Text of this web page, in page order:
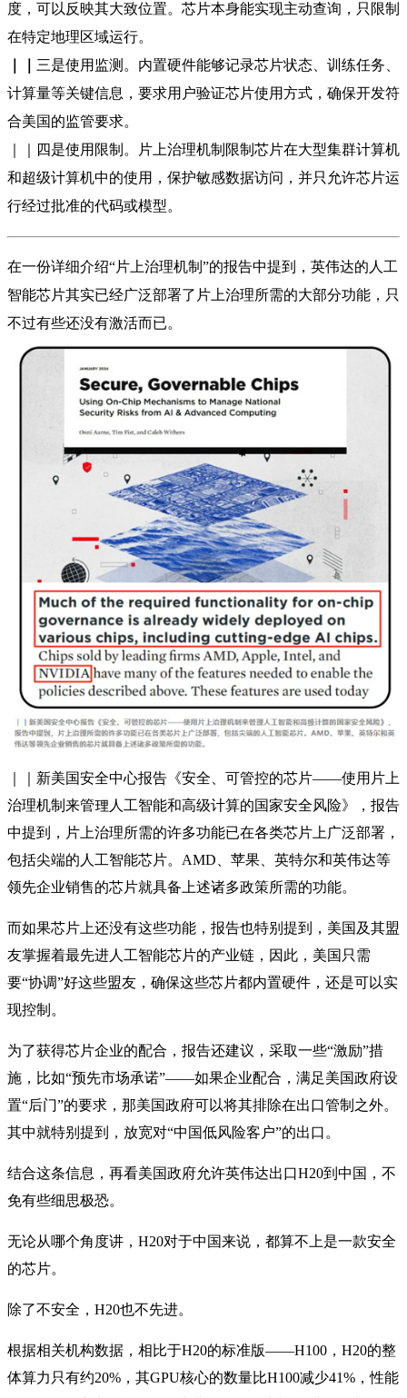
度，可以反映其大致位置。芯片本身能实现主动查询，只限制
在特定地理区域运行。
三是使用监测。内置硬件能够记录芯片状态、训练任务、
计算量等关键信息，要求用户验证芯片使用方式，确保开发符
合美国的监管要求。
｜｜四是使用限制。片上治理机制限制芯片在大型集群计算机
和超级计算机中的使用，保护敏感数据访问，并只允许芯片运
行经过批准的代码或模型。
在一份详细介绍“片上治理机制”的报告中提到，英伟达的人工
智能芯片其实已经广泛部署了片上治理所需的大部分功能，只
不过有些还没有激活而已。
｜｜新美国安全中心报告《安全、可管控的芯片——使用片上
治理机制来管理人工智能和高级计算的国家安全风险》，报告
中提到，片上治理所需的许多功能已在各类芯片上广泛部署，
包括尖端的人工智能芯片。AMD、苹果、英特尔和英伟达等
领先企业销售的芯片就具备上述诸多政策所需的功能。
而如果芯片上还没有这些功能，报告也特别提到，美国及其盟
友掌握着最先进人工智能芯片的产业链，因此，美国只需
要“协调”好这些盟友，确保这些芯片都内置硬件，还是可以实
现控制。
为了获得芯片企业的配合，报告还建议，采取一些“激励”措
施，比如“预先市场承诺”——如果企业配合，满足美国政府设
置“后门”的要求，那美国政府可以将其排除在出口管制之外。
其中就特别提到，放宽对“中国低风险客户”的出口。
结合这条信息，再看美国政府允许英伟达出口H20到中国，不
免有些细思极恐。
无论从哪个角度讲，H20对于中国来说，都算不上是一款安全
的芯片。
除了不安全，H20也不先进。
根据相关机构数据，相比于H20的标准版——H100，H20的整
体算力只有约20%，其GPU核心的数量比H100减少41%，性能